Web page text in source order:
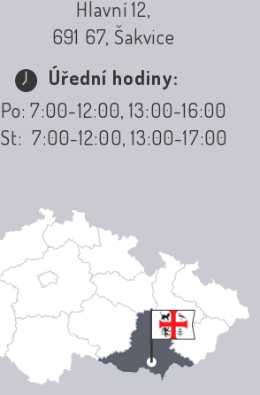
Hlavní 12,
691 67, Šakvice
Úřední hodiny:
Po: 7:00-12:00, 13:00-16:00
St: 7:00-12:00, 13:00-17:00